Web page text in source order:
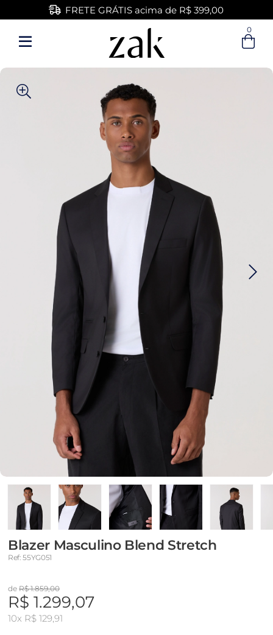
Entre com email ou cpf/cnpj
Criar nova conta
FRETE GRÁTIS acima de R$ 399,00
0
Blazer Masculino Blend Stretch
Ref: 55YG051
de R$ 1.859,00
R$ 1.299,07
10x R$ 129,91